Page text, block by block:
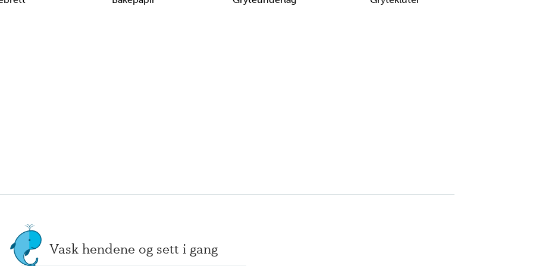
Vask hendene og sett i gang